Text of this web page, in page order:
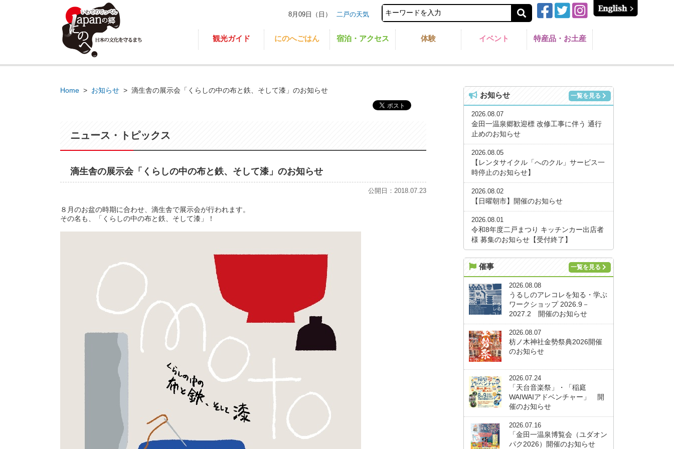
8月09日（日） 二戸の天気
観光ガイド にのへごはん 宿泊・アクセス 体験 イベント 特産品・お土産
Home > お知らせ > 滴生舎の展示会「くらしの中の布と鉄、そして漆」のお知らせ
ニュース・トピックス
滴生舎の展示会「くらしの中の布と鉄、そして漆」のお知らせ
公開日：2018.07.23
８月のお盆の時期に合わせ、滴生舎で展示会が行われます。
その名も、「くらしの中の布と鉄、そして漆」！
お知らせ 一覧を見る
2026.08.07
金田一温泉郷歓迎標 改修工事に伴う 通行
止めのお知らせ
2026.08.05
【レンタサイクル「へのクル」サービス一
時停止のお知らせ】
2026.08.02
【日曜朝市】開催のお知らせ
2026.08.01
令和8年度二戸まつり キッチンカー出店者
様 募集のお知らせ【受付終了】
催事 一覧を見る
2026.08.08
うるしのアレコレを知る・学ぶ
ワークショップ 2026.9－
2027.2 開催のお知らせ
2026.08.07
枋ノ木神社金勢祭典2026開催
のお知らせ
2026.07.24
「天台音楽祭」・「稲庭
WAIWAIアドベンチャー」 開
催のお知らせ
2026.07.16
「金田一温泉博覧会（ユダオン
パク2026）開催のお知らせ